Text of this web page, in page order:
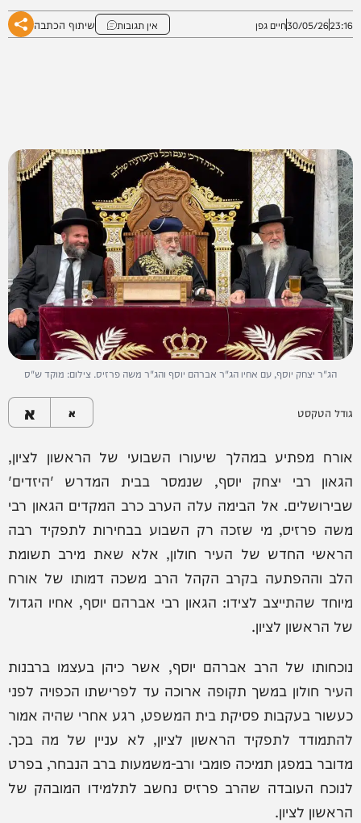
23:16
30/05/26חיים גפן אין תגובות שיתוף הכתבה
הג"ר יצחק יוסף, עם אחיו הג"ר אברהם יוסף והג"ר משה פרזיס. צילום: מוקד ש"ס
גודל הטקסט א א
אורח מפתיע במהלך שיעורו השבועי של הראשון לציון,
הגאון רבי יצחק יוסף, שנמסר בבית המדרש 'היזדים'
שבירושלים. אל הבימה עלה הערב כרב המקדים הגאון רבי
משה פרזיס, מי שזכה רק השבוע בבחירות לתפקיד רבה
הראשי החדש של העיר חולון, אלא שאת מירב תשומת
הלב וההפתעה בקרב הקהל הרב משכה דמותו של אורח
מיוחד שהתייצב לצידו: הגאון רבי אברהם יוסף, אחיו הגדול
של הראשון לציון.
נוכחותו של הרב אברהם יוסף, אשר כיהן בעצמו ברבנות
העיר חולון במשך תקופה ארוכה עד לפרישתו הכפויה לפני
כעשור בעקבות פסיקת בית המשפט, רגע אחרי שהיה אמור
להתמודד לתפקיד הראשון לציון, לא עניין של מה בכך.
מדובר במפגן תמיכה פומבי ורב-משמעות ברב הנבחר, בפרט
לנוכח העובדה שהרב פרזיס נחשב לתלמידו המובהק של
הראשון לציון.